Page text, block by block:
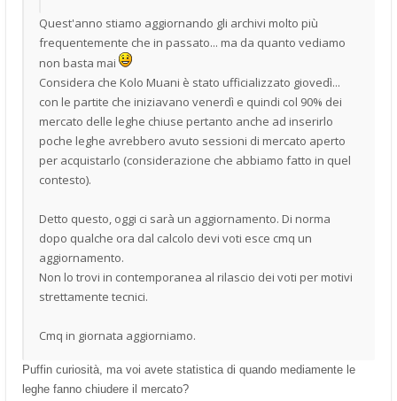
Quest'anno stiamo aggiornando gli archivi molto più
frequentemente che in passato... ma da quanto vediamo
non basta mai
Considera che Kolo Muani è stato ufficializzato giovedì...
con le partite che iniziavano venerdì e quindi col 90% dei
mercato delle leghe chiuse pertanto anche ad inserirlo
poche leghe avrebbero avuto sessioni di mercato aperto
per acquistarlo (considerazione che abbiamo fatto in quel
contesto).
Detto questo, oggi ci sarà un aggiornamento. Di norma
dopo qualche ora dal calcolo devi voti esce cmq un
aggiornamento.
Non lo trovi in contemporanea al rilascio dei voti per motivi
strettamente tecnici.
Cmq in giornata aggiorniamo.
Puffin curiosità, ma voi avete statistica di quando mediamente le
leghe fanno chiudere il mercato?